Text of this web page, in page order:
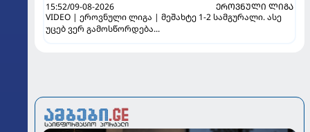
15:52/09-08-2026
ᲔᲠᲝᲕᲜᲣᲚᲘ ᲚᲘᲒᲐ
VIDEO | ეროვნული ლიგა | მეშახტე 1-2 სამგურალი. ასე
უცებ ვერ გამოსწორდება...